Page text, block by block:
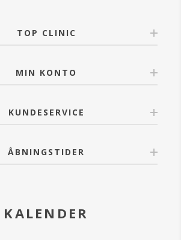
TOP CLINIC
MIN KONTO
KUNDESERVICE
ÅBNINGSTIDER
KALENDER